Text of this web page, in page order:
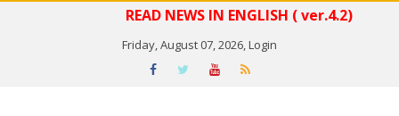
READ NEWS IN ENGLISH ( ver.4.2)
Friday, August 07, 2026,Login